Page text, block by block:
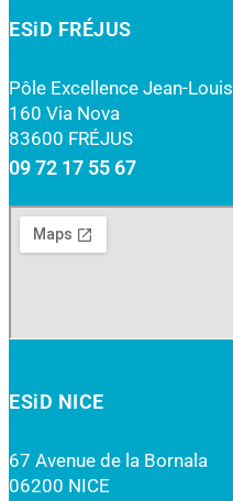
ESiD FRÉJUS
Pôle Excellence Jean-Louis
160 Via Nova
83600 FRÉJUS
09 72 17 55 67
ESiD NICE
67 Avenue de la Bornala
06200 NICE